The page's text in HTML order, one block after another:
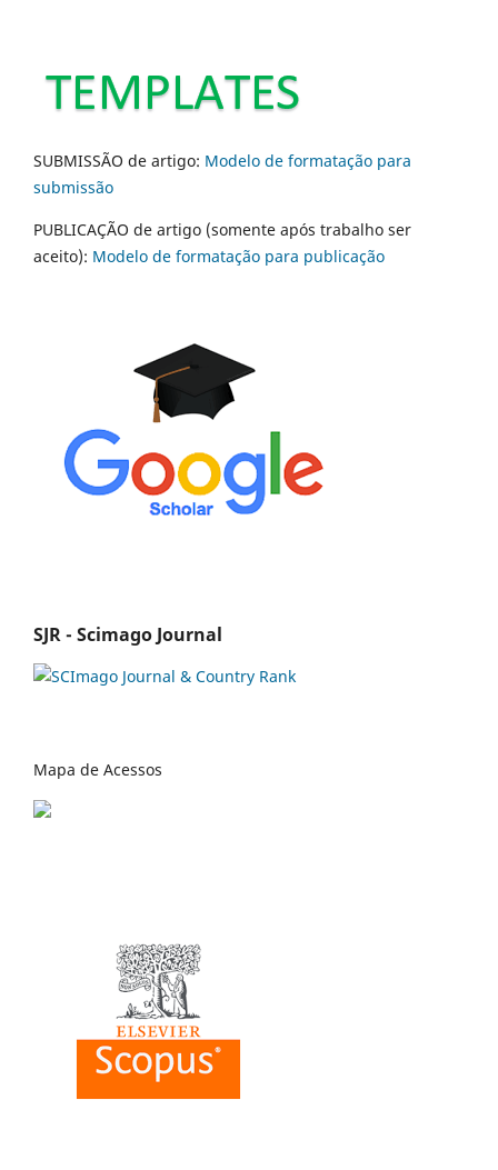
SUBMISSÃO de artigo: Modelo de formatação para
submissão
PUBLICAÇÃO de artigo (somente após trabalho ser
aceito): Modelo de formatação para publicação
SJR - Scimago Journal
Mapa de Acessos